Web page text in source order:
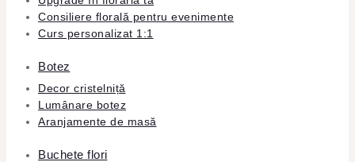
Consiliere florală pentru evenimente
Curs personalizat 1:1
Botez
Decor cristelniță
Lumânare botez
Aranjamente de masă
Buchete flori